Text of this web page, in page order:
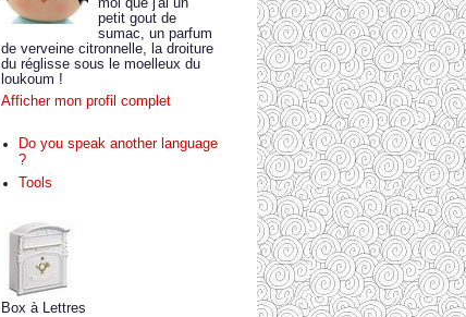
petit gout de
sumac, un parfum
de verveine citronnelle, la droiture
du réglisse sous le moelleux du
loukoum !
Afficher mon profil complet
Do you speak another language
?
Tools
Box à Lettres